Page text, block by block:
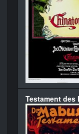
Testament des